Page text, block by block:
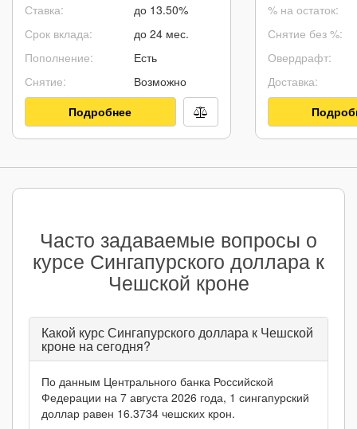
Ставка:
Срок вклада:
Пополнение:
Снятие:
до 13.50%
до 24 мес.
Есть
Возможно
Подробнее
% на остаток:
Снятие без %:
Овердрафт:
Доставка:
Часто задаваемые вопросы о
курсе Сингапурского доллара к
Чешской кроне
Какой курс Сингапурского доллара к Чешской
кроне на сегодня?
По данным Центрального банка Российской
Федерации на 7 августа 2026 года, 1 сингапурский
доллар равен 16.3734 чешских крон.